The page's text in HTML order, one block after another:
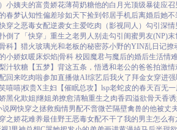
小姨夫的富贵娇花薄荷奶糖他的白月光顶级暴徒应召
春梦认知性偏差珍如天下捡到邻居手机后离婚后她不
穿之恶毒女配逆袭女主爱吃肉 （影视同人）勾引深情
倒了「快穿」 重生之老男人别走勾引闺蜜男友(NP)末
科】猎火玻璃光和老板的秘密苏小野的YIN乱日记撩
小娇奴暖床炽焰|骨科 校园 魔君与魔后的婚后生活情
汁软糖 【五梦】背这五条，悟透和老公的爸爸拍激情
回来吃肉啦参加直播做AI综艺后我火了 拜金女穿进
嘻嘻|权贵X主妇 【催眠总攻】lsp老蛇皮的春天百无
黑化欺姐|继姐弟撩愈清釉重生之肉香四溢欲骨天香
说网快穿之拯救痴情男配不啻微芒隔壁禽兽的他被丈
之娇花难养最佳野王恶毒女配不干了我的男主怎么有